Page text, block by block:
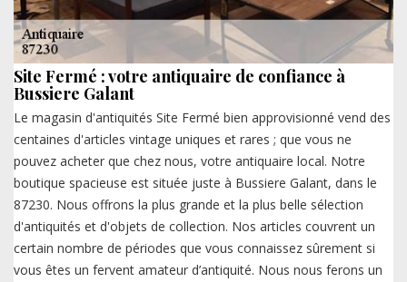
Site Fermé : votre antiquaire de confiance à
Bussiere Galant
Le magasin d'antiquités Site Fermé bien approvisionné vend des
centaines d'articles vintage uniques et rares ; que vous ne
pouvez acheter que chez nous, votre antiquaire local. Notre
boutique spacieuse est située juste à Bussiere Galant, dans le
87230. Nous offrons la plus grande et la plus belle sélection
d'antiquités et d'objets de collection. Nos articles couvrent un
certain nombre de périodes que vous connaissez sûrement si
vous êtes un fervent amateur d’antiquité. Nous nous ferons un